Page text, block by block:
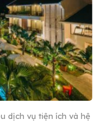
dịch vụ tiện ích và hệ